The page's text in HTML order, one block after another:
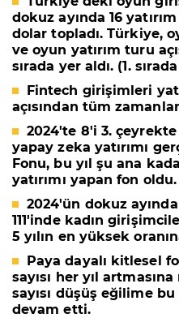
dokuz ayında16
dolar topladı. Türkiye,
ve oyun yatırım turu
sırada yer aldı. (1.
Fintech girişimleri
açısından tüm
2024'te 8'i 3.
yapay zeka yatırımı
Fonu, bu yıl şu ana
yatırımı yapan fon oldu.
2024'ün dokuz
111'inde kadın
5 yılın en yüksek
Paya dayalı kitlesel
sayısı her yıl
sayısı düşüş eğilime bu
devam etti.